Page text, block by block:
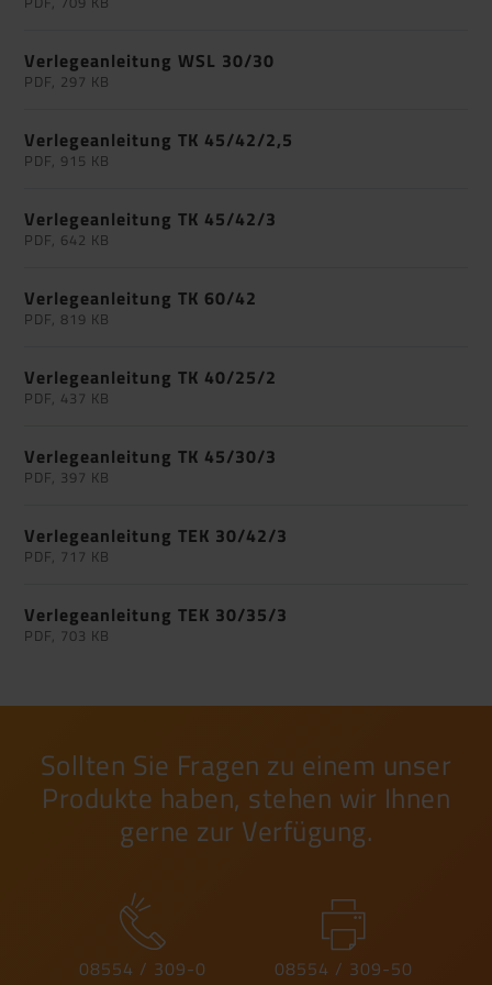
Verlegeanleitung WSL 30/30
PDF, 297 KB
Verlegeanleitung TK 45/42/2,5
PDF, 915 KB
Verlegeanleitung TK 45/42/3
PDF, 642 KB
Verlegeanleitung TK 60/42
PDF, 819 KB
Verlegeanleitung TK 40/25/2
PDF, 437 KB
Verlegeanleitung TK 45/30/3
PDF, 397 KB
Verlegeanleitung TEK 30/42/3
PDF, 717 KB
Verlegeanleitung TEK 30/35/3
PDF, 703 KB
Sollten Sie Fragen zu einem unser
Produkte haben, stehen wir Ihnen
gerne zur Verfügung.
08554 / 309-0 08554 / 309-50